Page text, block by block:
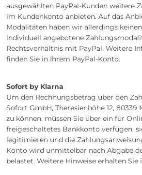
ausgewählten PayPal-Kunden weitere
im Kundenkonto anbieten. Auf das
Modalitäten haben wir allerdings
individuell angebotene
Rechtsverhältnis mit PayPal. Weitere
finden Sie in Ihrem PayPal-Konto.
Sofort by Klarna
Um den Rechnungsbetrag über den
Sofort GmbH, Theresienhöhe 12, 80339
zu können, müssen Sie über ein für
freigeschaltetes Bankkonto verfügen,
legitimieren und die
Konto wird unmittelbar nach Abgabe
belastet. Weitere Hinweise erhalten